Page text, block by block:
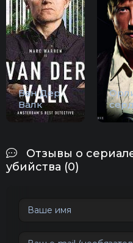
Ван Дер
Валк
Отзывы о
убийства (0)